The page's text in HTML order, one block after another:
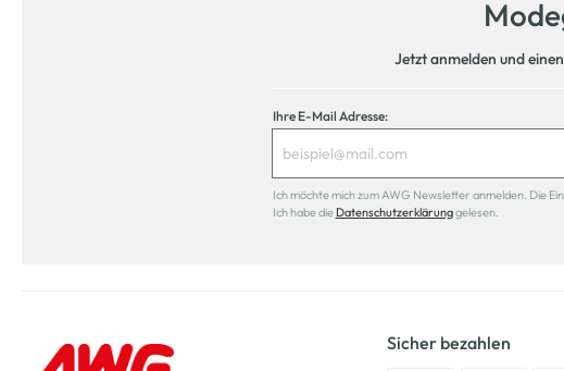
Jetzt anmelden und einen
Ihre E-Mail Adresse:
Ich möchte mich zum AWG Newsletter anmelden. Die
Ich habe die Datenschutzerklärunggelesen.
Sicher bezahlen